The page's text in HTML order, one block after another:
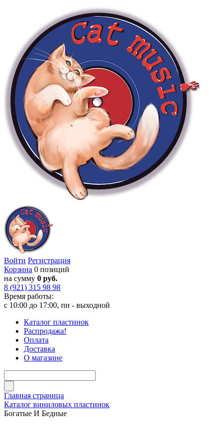
Войти Регистрация
Корзина 0 позиций
на сумму 0 руб.
8 (921) 315 98 98
Время работы:
с 10:00 до 17:00, пн - выходной
Каталог пластинок
Распродажа!
Оплата
Доставка
О магазине
Главная страница
Каталог виниловых пластинок
Богатые И Бедные